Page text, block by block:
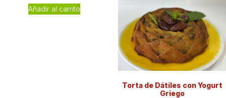
Añadir al carrito
Torta de Dátiles con Yogurt
Griego